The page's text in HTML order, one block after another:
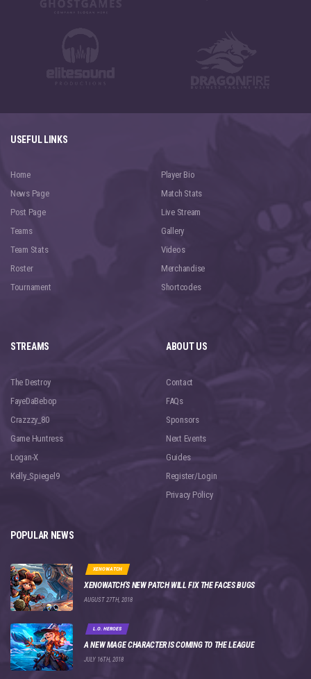
USEFUL LINKS
Home
News Page
Post Page
Teams
Team Stats
Roster
Tournament
Player Bio
Match Stats
Live Stream
Gallery
Videos
Merchandise
Shortcodes
STREAMS
The Destroy
FayeDaBebop
Crazzzy_80
Game Huntress
Logan-X
Kelly_Spiegel9
ABOUT US
Contact
FAQs
Sponsors
Next Events
Guides
Register/Login
Privacy Policy
POPULAR NEWS
XENOWATCH
XENOWATCH'S NEW PATCH WILL FIX THE FACES BUGS
AUGUST 27TH, 2018
L.O. HEROES
A NEW MAGE CHARACTER IS COMING TO THE LEAGUE
JULY 16TH, 2018